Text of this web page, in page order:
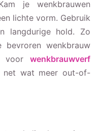
je wenkbrauwen
lichte vorm. Gebruik
langdurige hold. Zo
bevroren wenkbrauw
voor wenkbrauwverf
net wat meer out-of-